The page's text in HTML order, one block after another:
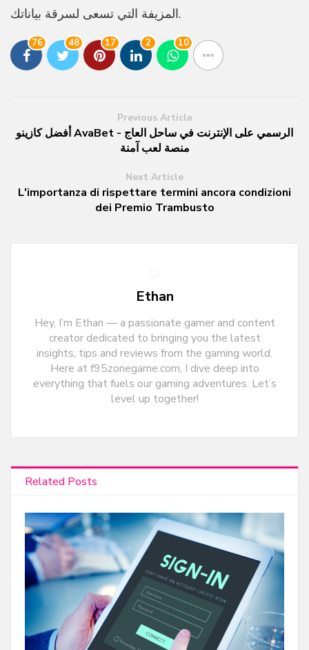
المزيفة التي تسعى لسرقة بياناتك.
76 48 17 2 10
Previous Article
أفضل كازينو AvaBet الرسمي على الإنترنت في ساحل العاج -
منصة لعب آمنة
Next Article
L'importanza di rispettare termini ancora condizioni
dei Premio Trambusto
Ethan
Hey, I’m Ethan — a passionate gamer and content
creator dedicated to bringing you the latest
insights, tips and reviews from the gaming world.
Here at f95zonegame.com, I dive deep into
everything that fuels our gaming adventures. Let’s
level up together!
Related Posts